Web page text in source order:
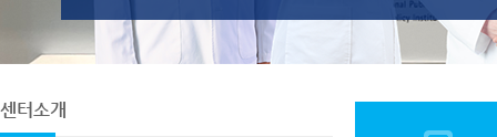
센터소개